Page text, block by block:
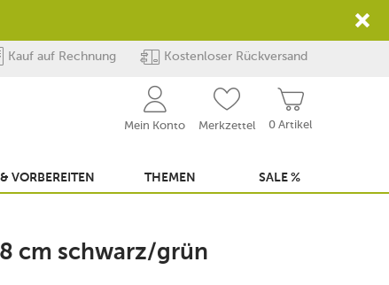
Kauf auf Rechnung Kostenloser Rückversand
0 Artikel
Mein Konto Merkzettel
VORBEREITEN THEMEN SALE %
cm schwarz/grün